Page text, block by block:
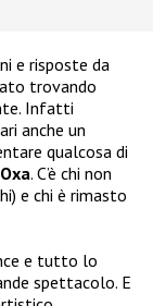
e risposte da
trovando
Infatti
anche un
qualcosa di
. C’è chi non
e chi è rimasto
e tutto lo
spettacolo. E